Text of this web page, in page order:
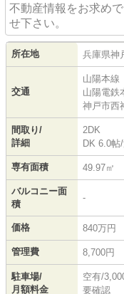
不動産情報をお求め
せ下さい。
所在地 兵庫県神
交通
山陽本線
山陽電鉄
神戸市西
間取り/
詳細
2DK
DK 6.0帖/
専有面積 49.97㎡
バルコニー面
積
-
価格 840万円
管理費 8,700円
駐車場/
月額料金
空有/
要確認